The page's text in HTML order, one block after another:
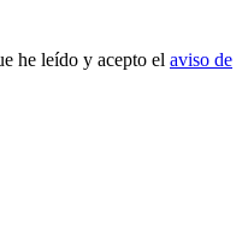
he leído y acepto el aviso de